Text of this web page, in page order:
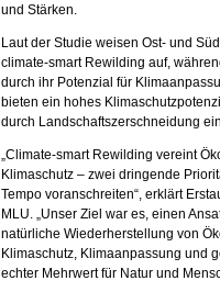
und Stärken.
Laut der Studie weisen Ost- und
climate-smart Rewilding auf,
durch ihr Potenzial für
bieten ein hohes
durch Landschaftszerschneidung
„Climate-smart Rewilding vereint
Klimaschutz – zwei dringende
Tempo voranschreiten“, erklärt
MLU. „Unser Ziel war es, einen
natürliche Wiederherstellung von
Klimaschutz, Klimaanpassung und
echter Mehrwert für Natur und